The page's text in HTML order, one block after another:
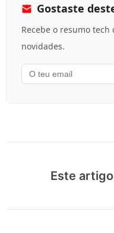
Gostaste
Recebe o resumo
novidades.
Este